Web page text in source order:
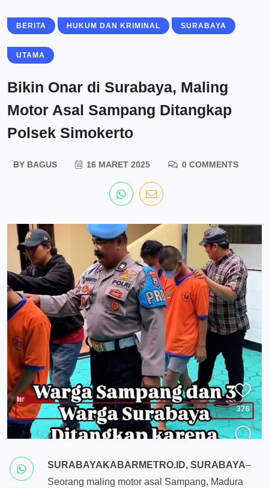
BERITA HUKUM DAN KRIMINAL SURABAYA
UTAMA
Bikin Onar di Surabaya, Maling
Motor Asal Sampang Ditangkap
Polsek Simokerto
BYBAGUS 16 MARET 2025 0 COMMENTS
SURABAYAKABARMETRO.ID, SURABAYA–
Seorang maling motor asal Sampang, Madura